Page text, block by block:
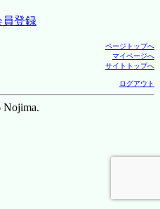
員登録
ページトップへ
マイページへ
サイトトップへ
ログアウト